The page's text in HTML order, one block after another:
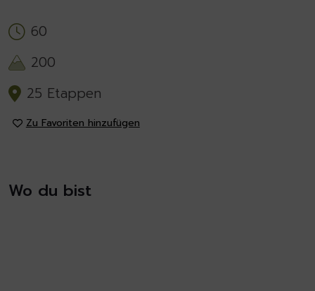
60
200
25 Etappen
Zu Favoriten hinzufügen
Wo du bist